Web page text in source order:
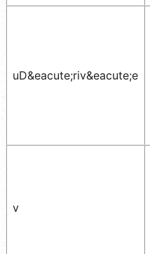
uD&eacute;riv&eacute;e
v